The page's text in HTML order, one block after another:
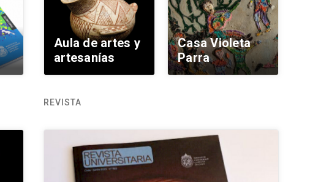
Aula de artes y
artesanías
Casa Violeta
Parra
REVISTA